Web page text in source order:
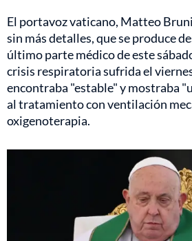
El portavoz vaticano, Matteo
sin más detalles, que se produce
último parte médico de este
crisis respiratoria sufrida el
encontraba "estable" y mostraba
al tratamiento con ventilación
oxigenoterapia.